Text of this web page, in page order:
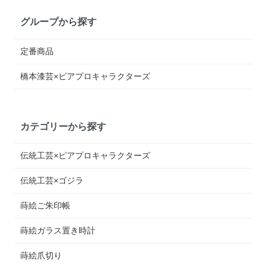
グループから探す
定番商品
橋本漆芸×ピアプロキャラクターズ
カテゴリーから探す
伝統工芸×ピアプロキャラクターズ
伝統工芸×ゴジラ
蒔絵ご朱印帳
蒔絵ガラス置き時計
蒔絵爪切り